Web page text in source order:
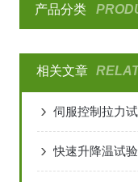
产品分类
相关文章
伺服控制拉力